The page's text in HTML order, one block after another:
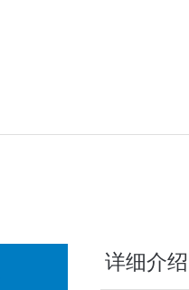
详细介绍